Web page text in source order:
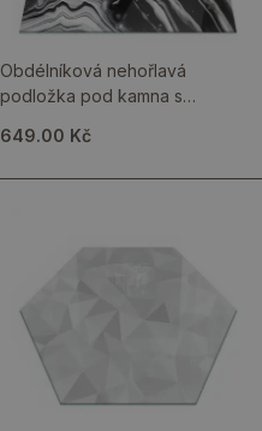
Obdélníková nehořlavá
podložka pod kamna s
649.00 Kč